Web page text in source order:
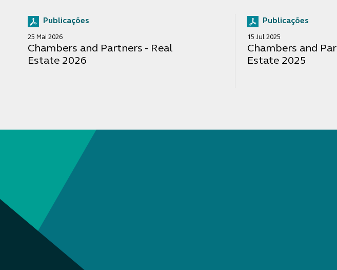
Publicações
25 Mai 2026
Chambers and Partners - Real
Estate 2026
Publicações
15 Jul 2025
Chambers and
Estate 2025